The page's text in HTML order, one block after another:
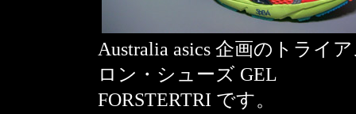
Australia asics 企画のトライ
ロン・シューズ GEL
FORSTERTRI です。